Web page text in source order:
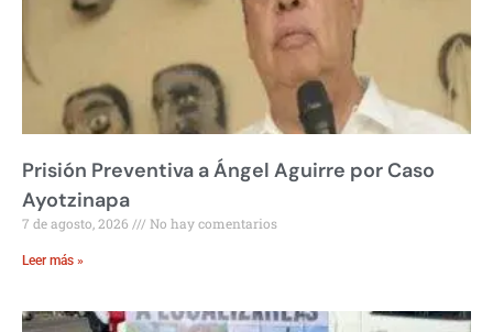
Prisión Preventiva a Ángel Aguirre por Caso
Ayotzinapa
7 de agosto, 2026 No hay comentarios
Leer más »